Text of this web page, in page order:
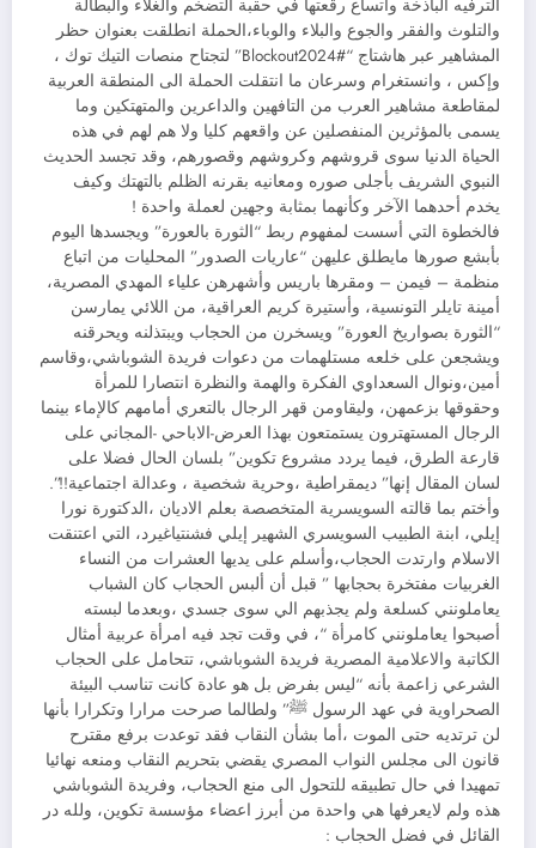
الترفيه الباذخة واتساع رقعتها في حقبة التضخم والغلاء والبطالة
والتلوث والفقر والجوع والبلاء والوباء،الحملة انطلقت بعنوان حظر
المشاهير عبر هاشتاج “#Blockout2024” لتجتاح منصات التيك توك ،
وإكس ، وانستغرام وسرعان ما انتقلت الحملة الى المنطقة العربية
لمقاطعة مشاهير العرب من التافهين والداعرين والمتهتكين وما
يسمى بالمؤثرين المنفصلين عن واقعهم كليا ولا هم لهم في هذه
الحياة الدنيا سوى قروشهم وكروشهم وقصورهم، وقد تجسد الحديث
النبوي الشريف بأجلى صوره ومعانيه بقرنه الظلم بالتهتك وكيف
يخدم أحدهما الآخر وكأنهما بمثابة وجهين لعملة واحدة !
فالخطوة التي أسست لمفهوم ربط “الثورة بالعورة” ويجسدها اليوم
بأبشع صورها مايطلق عليهن “عاريات الصدور” المحليات من اتباع
منظمة – فيمن – ومقرها باريس وأشهرهن علياء المهدي المصرية،
أمينة تايلر التونسية، وأستيرة كريم العراقية، من اللائي يمارسن
“الثورة بصواريخ العورة” ويسخرن من الحجاب ويبتذلنه ويحرقنه
ويشجعن على خلعه مستلهمات من دعوات فريدة الشوباشي،وقاسم
أمين،ونوال السعداوي الفكرة والهمة والنظرة انتصارا للمرأة
وحقوقها بزعمهن، وليقاومن قهر الرجال بالتعري أمامهم كالإماء بينما
الرجال المستهترون يستمتعون بهذا العرض-الاباحي -المجاني على
قارعة الطرق، فيما يردد مشروع تكوين” بلسان الحال فضلا على
لسان المقال إنها” ديمقراطية ،وحرية شخصية ، وعدالة اجتماعية!!”.
وأختم بما قالته السويسرية المتخصصة بعلم الاديان ،الدكتورة نورا
إيلي، ابنة الطبيب السويسري الشهير إيلي فشنتياغيرد، التي اعتنقت
الاسلام وارتدت الحجاب،وأسلم على يديها العشرات من النساء
الغربيات مفتخرة بحجابها ” قبل أن ألبس الحجاب كان الشباب
يعاملونني كسلعة ولم يجذبهم الي سوى جسدي ،وبعدما لبسته
أصبحوا يعاملونني كامرأة “، في وقت تجد فيه امرأة عربية أمثال
الكاتبة والاعلامية المصرية فريدة الشوباشي، تتحامل على الحجاب
الشرعي زاعمة بأنه “ليس بفرض بل هو عادة كانت تناسب البيئة
الصحراوية في عهد الرسول ﷺ” ولطالما صرحت مرارا وتكرارا بأنها
لن ترتديه حتى الموت ،أما بشأن النقاب فقد توعدت برفع مقترح
قانون الى مجلس النواب المصري يقضي بتحريم النقاب ومنعه نهائيا
تمهيدا في حال تطبيقه للتحول الى منع الحجاب، وفريدة الشوباشي
هذه ولم لايعرفها هي واحدة من أبرز اعضاء مؤسسة تكوين، ولله در
القائل في فضل الحجاب :